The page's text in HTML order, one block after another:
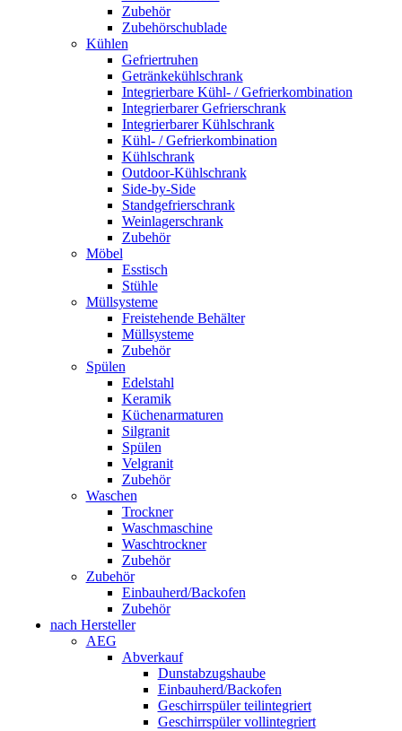
Zubehör
Zubehörschublade
Kühlen
Gefriertruhen
Getränkekühlschrank
Integrierbare Kühl- / Gefrierkombination
Integrierbarer Gefrierschrank
Integrierbarer Kühlschrank
Kühl- / Gefrierkombination
Kühlschrank
Outdoor-Kühlschrank
Side-by-Side
Standgefrierschrank
Weinlagerschrank
Zubehör
Möbel
Esstisch
Stühle
Müllsysteme
Freistehende Behälter
Müllsysteme
Zubehör
Spülen
Edelstahl
Keramik
Küchenarmaturen
Silgranit
Spülen
Velgranit
Zubehör
Waschen
Trockner
Waschmaschine
Waschtrockner
Zubehör
Zubehör
Einbauherd/Backofen
Zubehör
nach Hersteller
AEG
Abverkauf
Dunstabzugshaube
Einbauherd/Backofen
Geschirrspüler teilintegriert
Geschirrspüler vollintegriert